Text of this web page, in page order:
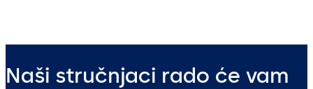
Naši stručnjaci rado će vam